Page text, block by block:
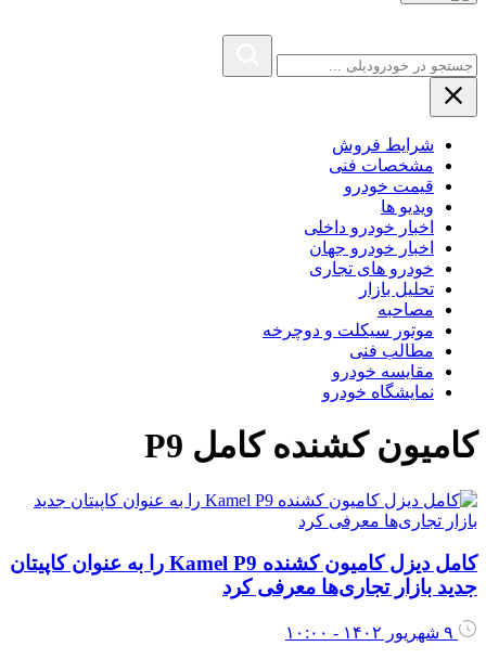
شرایط فروش
مشخصات فنی
قیمت خودرو
ویدیو ها
اخبار خودرو داخلی
اخبار خودرو جهان
خودرو های تجاری
تحلیل بازار
مصاحبه
موتور سیکلت و دوچرخه
مطالب فنی
مقایسه خودرو
نمایشگاه خودرو
کامیون کشنده کامل P9
کامل دیزل کامیون کشنده Kamel P9 را به عنوان کاپیتان
جدید بازار تجاری‌ها معرفی کرد